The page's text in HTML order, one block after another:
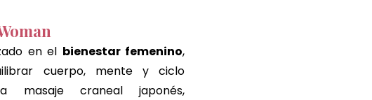
en el bienestar femenino,
cuerpo, mente y ciclo
masaje craneal japonés,